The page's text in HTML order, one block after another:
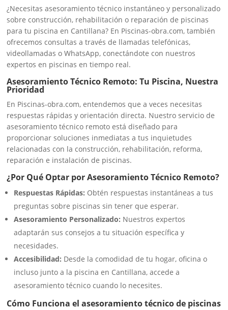
¿Necesitas asesoramiento técnico instantáneo y personalizado
sobre construcción, rehabilitación o reparación de piscinas
para tu piscina en Cantillana? En Piscinas-obra.com, también
ofrecemos consultas a través de llamadas telefónicas,
videollamadas o WhatsApp, conectándote con nuestros
expertos en piscinas en tiempo real.
Asesoramiento Técnico Remoto: Tu Piscina, Nuestra
Prioridad
En Piscinas-obra.com, entendemos que a veces necesitas
respuestas rápidas y orientación directa. Nuestro servicio de
asesoramiento técnico remoto está diseñado para
proporcionar soluciones inmediatas a tus inquietudes
relacionadas con la construcción, rehabilitación, reforma,
reparación e instalación de piscinas.
¿Por Qué Optar por Asesoramiento Técnico Remoto?
Respuestas Rápidas: Obtén respuestas instantáneas a tus
preguntas sobre piscinas sin tener que esperar.
Asesoramiento Personalizado: Nuestros expertos
adaptarán sus consejos a tu situación específica y
necesidades.
Accesibilidad: Desde la comodidad de tu hogar, oficina o
incluso junto a la piscina en Cantillana, accede a
asesoramiento técnico cuando lo necesites.
Cómo Funciona el asesoramiento técnico de piscinas